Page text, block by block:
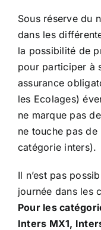
Sous réserve du
dans les
la possibilité de
pour participer à
assurance
les Ecolages)
ne marque pas
ne touche pas de
catégorie inters).
Il n’est pas
journée dans les
Pour les
Inters MX1,